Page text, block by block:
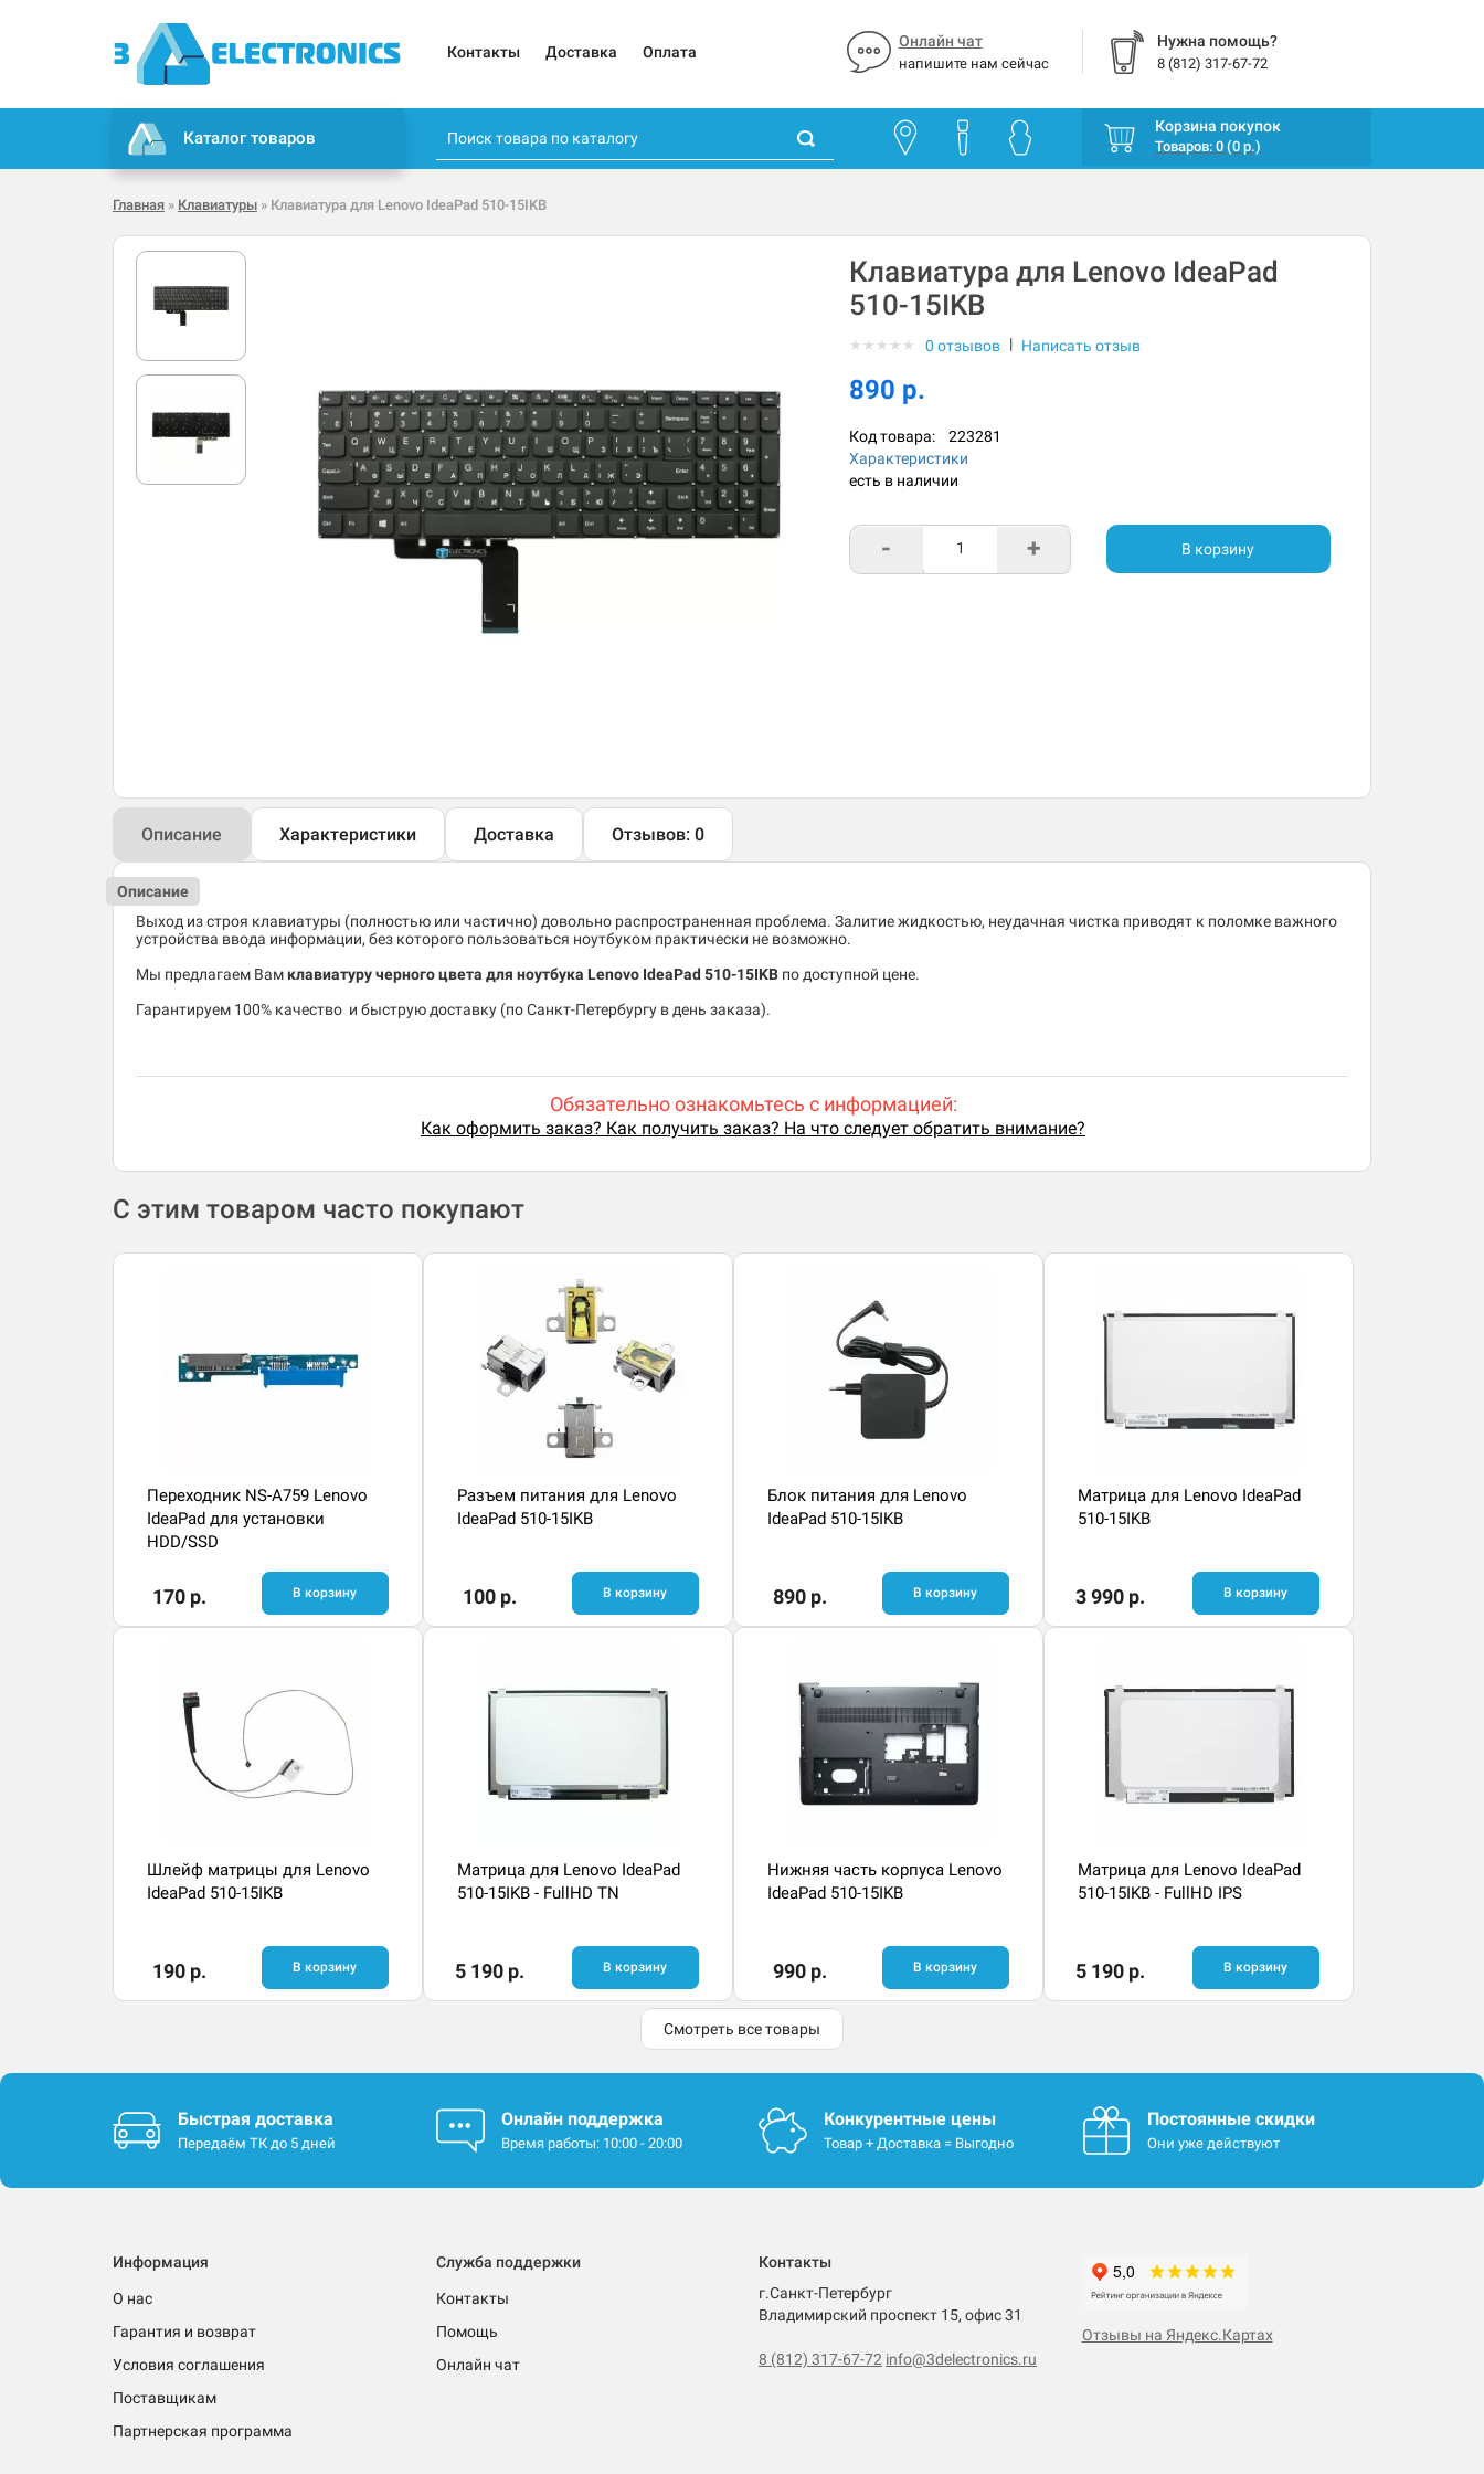
Контакты Доставка Оплата
Онлайн чат
напишите нам сейчас
Нужна помощь?
8 (812) 317-67-72
Каталог товаров
Корзина покупок
Товаров: 0 (0 р.)
Главная » Клавиатуры » Клавиатура для Lenovo IdeaPad 510-15IKB
Клавиатура для Lenovo IdeaPad
510-15IKB
★ ★ ★ ★ ★ 0 отзывов | Написать отзыв
890 р.
Код товара: 223281
Характеристики
есть в наличии
- + В корзину
Описание Характеристики Доставка Отзывов: 0
Описание
Выход из строя клавиатуры (полностью или частично) довольно распространенная проблема. Залитие жидкостью, неудачная чистка приводят к поломке важного
устройства ввода информации, без которого пользоваться ноутбуком практически не возможно.
Мы предлагаем Вам клавиатуру черного цвета для ноутбука Lenovo IdeaPad 510-15IKB по доступной цене.
​Гарантируем 100% качество и быструю доставку (по Санкт-Петербургу в день заказа).
Обязательно ознакомьтесь с информацией:
Как оформить заказ? Как получить заказ? На что следует обратить внимание?
С этим товаром часто покупают
Переходник NS-A759 Lenovo
IdeaPad для установки
HDD/SSD
170 р. В корзину
Разъем питания для Lenovo
IdeaPad 510-15IKB
100 р. В корзину
Блок питания для Lenovo
IdeaPad 510-15IKB
890 р. В корзину
Матрица для Lenovo IdeaPad
510-15IKB
3 990 р. В корзину
Шлейф матрицы для Lenovo
IdeaPad 510-15IKB
190 р. В корзину
Матрица для Lenovo IdeaPad
510-15IKB - FullHD TN
5 190 р. В корзину
Нижняя часть корпуса Lenovo
IdeaPad 510-15IKB
990 р. В корзину
Матрица для Lenovo IdeaPad
510-15IKB - FullHD IPS
5 190 р. В корзину
Смотреть все товары
Быстрая доставка
Передаём ТК до 5 дней
Онлайн поддержка
Время работы: 10:00 - 20:00
Конкурентные цены
Товар + Доставка = Выгодно
Постоянные скидки
Они уже действуют
Информация
О нас
Гарантия и возврат
Условия соглашения
Поставщикам
Партнерская программа
Служба поддержки
Контакты
Помощь
Онлайн чат
Контакты
г.Санкт-Петербург
Владимирский проспект 15, офис 31
8 (812) 317-67-72 info@3delectronics.ru
Отзывы на Яндекс.Картах